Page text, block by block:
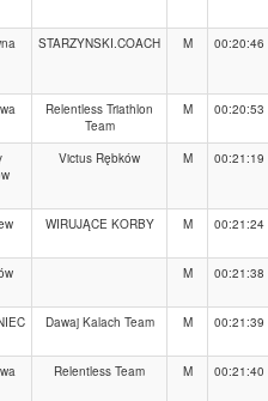
STARZYNSKI.COACH M 00:20:46
Relentless Triathlon
Team
M 00:20:53
Victus Rębków M 00:21:19
WIRUJĄCE KORBY M 00:21:24
M 00:21:38
Dawaj Kalach Team M 00:21:39
Relentless Team M 00:21:40